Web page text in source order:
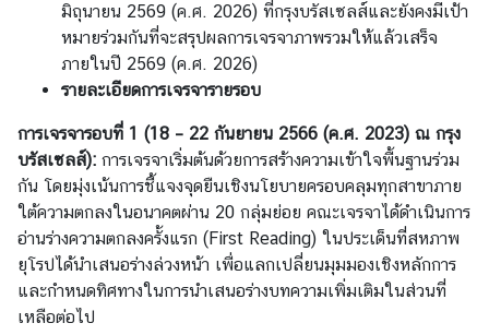
น
อี
ยู
ค
ว
า
ม
สั
ม
พั
น
มิถุนายน 2569 (ค.ศ. 2026) ที่กรุงบรัสเซลส์และยังคงมีเป้า
หมายร่วมกันที่จะสรุปผลการเจรจาภาพรวมให้แล้วเสร็จ
ภายในปี 2569 (ค.ศ. 2026)
รายละเอียดการเจรจารายรอบ
การเจรจารอบที่ 1 (18 – 22 กันยายน 2566 (ค.ศ. 2023) ณ กรุง
บรัสเซลส์): การเจรจาเริ่มต้นด้วยการสร้างความเข้าใจพื้นฐานร่วม
กัน โดยมุ่งเน้นการชี้แจงจุดยืนเชิงนโยบายครอบคลุมทุกสาขาภาย
ใต้ความตกลงในอนาคตผ่าน 20 กลุ่มย่อย คณะเจรจาได้ดำเนินการ
อ่านร่างความตกลงครั้งแรก (First Reading) ในประเด็นที่สหภาพ
ยุโรปได้นำเสนอร่างล่วงหน้า เพื่อแลกเปลี่ยนมุมมองเชิงหลักการ
และกำหนดทิศทางในการนำเสนอร่างบทความเพิ่มเติมในส่วนที่
เหลือต่อไป